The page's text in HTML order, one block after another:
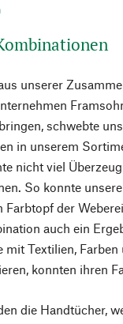
unserer
schwebte
in unserem
nicht viel
So konnte
Farbtopf der
auch ein
mit Textilien,
konnten ihren
die Handtücher,